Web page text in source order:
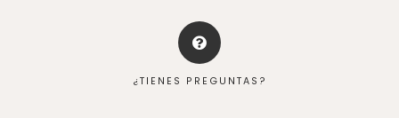
¿TIENES PREGUNTAS?